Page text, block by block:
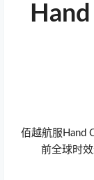
佰越航服Hand
前全球时